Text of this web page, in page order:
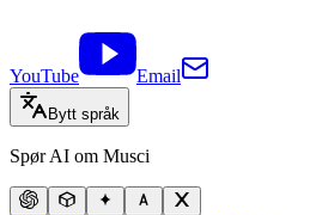
YouTube Email
Bytt språk
Spør AI om Musci